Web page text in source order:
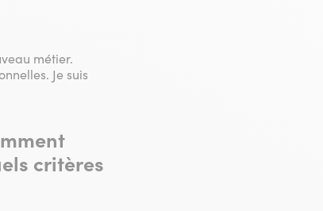
métier.
Je suis
critères